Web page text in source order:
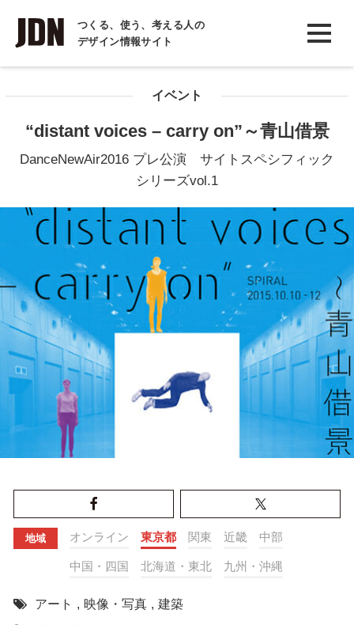
つくる、使う、考える人の
デザイン情報サイト
INTERVIEW
インタビュー
COLUMN
イベント
“distant voices – carry on”～青山借景
DanceNewAir2016 プレ公演 サイトスペシフィック
シリーズvol.1
地域 オンライン 東京都 関東 近畿 中部
中国・四国 北海道・東北 九州・沖縄
アート , 映像・写真 , 建築